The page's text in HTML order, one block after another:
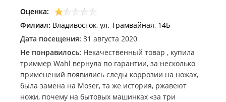
Оценка:
Филиал: Владивосток, ул. Трамвайная, 14Б
Дата посещения: 31 августа 2020
Не понравилось: Некачественный товар , купила
триммер Wahl вернула по гарантии, за несколько
применений появились следы коррозии на ножах,
была замена на Moser, та же история, ржавеют
ножи, почему на бытовых машинках «за три